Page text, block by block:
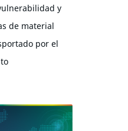
y
de material
por el